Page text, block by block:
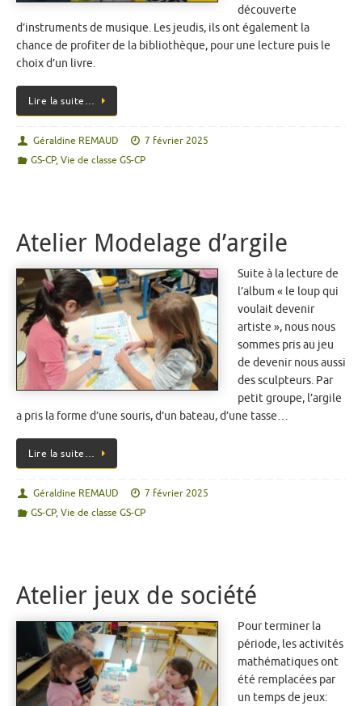
découverte
d’instruments de musique. Les jeudis, ils ont également la
chance de profiter de la bibliothèque, pour une lecture puis le
choix d’un livre.
Lire la suite…
Géraldine REMAUD
7 février 2025
GS-CP,Vie de classe GS-CP
Atelier Modelage d’argile
Suite à la lecture de
l’album « le loup qui
voulait devenir
artiste », nous nous
sommes pris au jeu
de devenir nous aussi
des sculpteurs. Par
petit groupe, l’argile
a pris la forme d’une souris, d’un bateau, d’une tasse…
Lire la suite…
Géraldine REMAUD
7 février 2025
GS-CP,Vie de classe GS-CP
Atelier jeux de société
Pour terminer la
période, les activités
mathématiques ont
été remplacées par
un temps de jeux: